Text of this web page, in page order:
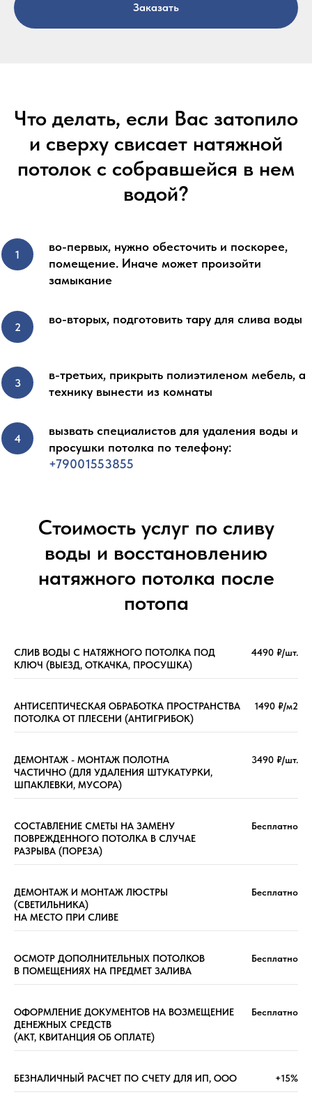
Заказать
Что делать, если Вас затопило
и сверху свисает натяжной
потолок с собравшейся в нем
водой?
во-первых, нужно обесточить и поскорее,
помещение. Иначе может произойти
замыкание
во-вторых, подготовить тару для слива воды
в-третьих, прикрыть полиэтиленом мебель, а
технику вынести из комнаты
вызвать специалистов для удаления воды и
просушки потолка по телефону:
+79001553855
Стоимость услуг по сливу
воды и восстановлению
натяжного потолка после
потопа
СЛИВ ВОДЫ С НАТЯЖНОГО ПОТОЛКА ПОД
КЛЮЧ (ВЫЕЗД, ОТКАЧКА, ПРОСУШКА)
4490 ₽/шт.
АНТИСЕПТИЧЕСКАЯ ОБРАБОТКА ПРОСТРАНСТВА
ПОТОЛКА ОТ ПЛЕСЕНИ (АНТИГРИБОК)
1490 ₽/м2
ДЕМОНТАЖ - МОНТАЖ ПОЛОТНА
ЧАСТИЧНО (ДЛЯ УДАЛЕНИЯ ШТУКАТУРКИ,
ШПАКЛЕВКИ, МУСОРА)
3490 ₽/шт.
СОСТАВЛЕНИЕ СМЕТЫ НА ЗАМЕНУ
ПОВРЕЖДЕННОГО ПОТОЛКА В СЛУЧАЕ
РАЗРЫВА (ПОРЕЗА)
Бесплатно
ДЕМОНТАЖ И МОНТАЖ ЛЮСТРЫ
(СВЕТИЛЬНИКА)
НА МЕСТО ПРИ СЛИВЕ
Бесплатно
ОСМОТР ДОПОЛНИТЕЛЬНЫХ ПОТОЛКОВ
В ПОМЕЩЕНИЯХ НА ПРЕДМЕТ ЗАЛИВА
Бесплатно
ОФОРМЛЕНИЕ ДОКУМЕНТОВ НА ВОЗМЕЩЕНИЕ
ДЕНЕЖНЫХ СРЕДСТВ
(АКТ, КВИТАНЦИЯ ОБ ОПЛАТЕ)
Бесплатно
БЕЗНАЛИЧНЫЙ РАСЧЕТ ПО СЧЕТУ ДЛЯ ИП, ООО +15%